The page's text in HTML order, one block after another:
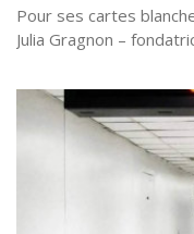
Pour ses cartes
Julia Gragnon –